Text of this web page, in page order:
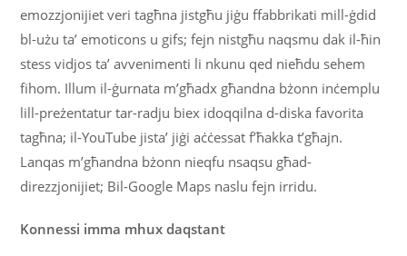
emozzjonijiet veri tagħna jistgħu jiġu ffabbrikati mill-ġdid
bl-użu ta’ emoticons u gifs; fejn nistgħu naqsmu dak il-ħin
stess vidjos ta’ avvenimenti li nkunu qed nieħdu sehem
fihom. Illum il-ġurnata m’għadx għandna bżonn inċemplu
lill-preżentatur tar-radju biex idoqqilna d-diska favorita
tagħna; il-YouTube jista’ jiġi aċċessat f’ħakka t’għajn.
Lanqas m’għandna bżonn nieqfu nsaqsu għad-
direzzjonijiet; Bil-Google Maps naslu fejn irridu.
Konnessi imma mhux daqstant